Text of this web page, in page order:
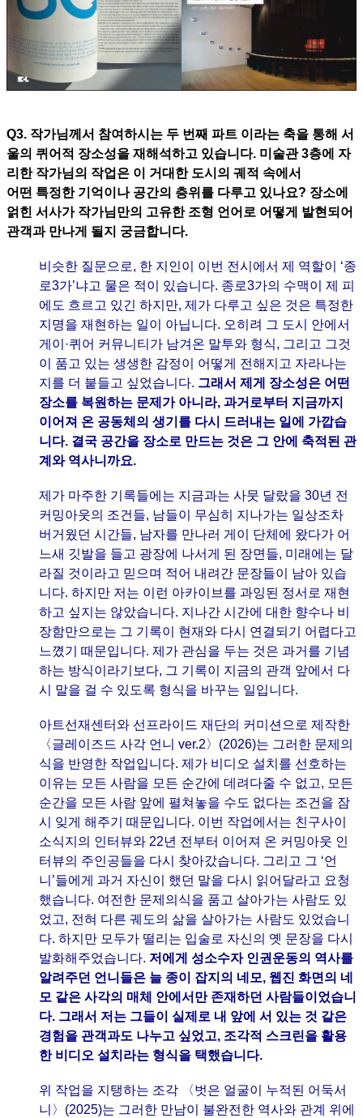
Q3. 작가님께서 참여하시는 두 번째 파트 이라는 축을 통해 서
울의 퀴어적 장소성을 재해석하고 있습니다. 미술관 3층에 자
리한 작가님의 작업은 이 거대한 도시의 궤적 속에서
어떤 특정한 기억이나 공간의 층위를 다루고 있나요? 장소에
얽힌 서사가 작가님만의 고유한 조형 언어로 어떻게 발현되어
관객과 만나게 될지 궁금합니다.
비슷한 질문으로, 한 지인이 이번 전시에서 제 역할이 ‘종
로3가’냐고 물은 적이 있습니다. 종로3가의 수맥이 제 피
에도 흐르고 있긴 하지만, 제가 다루고 싶은 것은 특정한
지명을 재현하는 일이 아닙니다. 오히려 그 도시 안에서
게이·퀴어 커뮤니티가 남겨온 말투와 형식, 그리고 그것
이 품고 있는 생생한 감정이 어떻게 전해지고 자라나는
지를 더 붙들고 싶었습니다. 그래서 제게 장소성은 어떤
장소를 복원하는 문제가 아니라, 과거로부터 지금까지
이어져 온 공동체의 생기를 다시 드러내는 일에 가깝습
니다. 결국 공간을 장소로 만드는 것은 그 안에 축적된 관
계와 역사니까요.
제가 마주한 기록들에는 지금과는 사뭇 달랐을 30년 전
커밍아웃의 조건들, 남들이 무심히 지나가는 일상조차
버거웠던 시간들, 남자를 만나러 게이 단체에 왔다가 어
느새 깃발을 들고 광장에 나서게 된 장면들, 미래에는 달
라질 것이라고 믿으며 적어 내려간 문장들이 남아 있습
니다. 하지만 저는 이런 아카이브를 과잉된 정서로 재현
하고 싶지는 않았습니다. 지나간 시간에 대한 향수나 비
장함만으로는 그 기록이 현재와 다시 연결되기 어렵다고
느꼈기 때문입니다. 제가 관심을 두는 것은 과거를 기념
하는 방식이라기보다, 그 기록이 지금의 관객 앞에서 다
시 말을 걸 수 있도록 형식을 바꾸는 일입니다.
아트선재센터와 선프라이드 재단의 커미션으로 제작한
〈글레이즈드 사각 언니 ver.2〉(2026)는 그러한 문제의
식을 반영한 작업입니다. 제가 비디오 설치를 선호하는
이유는 모든 사람을 모든 순간에 데려다줄 수 없고, 모든
순간을 모든 사람 앞에 펼쳐놓을 수도 없다는 조건을 잠
시 잊게 해주기 때문입니다. 이번 작업에서는 친구사이
소식지의 인터뷰와 22년 전부터 이어져 온 커밍아웃 인
터뷰의 주인공들을 다시 찾아갔습니다. 그리고 그 ‘언
니’들에게 과거 자신이 했던 말을 다시 읽어달라고 요청
했습니다. 여전한 문제의식을 품고 살아가는 사람도 있
었고, 전혀 다른 궤도의 삶을 살아가는 사람도 있었습니
다. 하지만 모두가 떨리는 입술로 자신의 옛 문장을 다시
발화해주었습니다. 저에게 성소수자 인권운동의 역사를
알려주던 언니들은 늘 종이 잡지의 네모, 웹진 화면의 네
모 같은 사각의 매체 안에서만 존재하던 사람들이었습니
다. 그래서 저는 그들이 실제로 내 앞에 서 있는 것 같은
경험을 관객과도 나누고 싶었고, 조각적 스크린을 활용
한 비디오 설치라는 형식을 택했습니다.
위 작업을 지탱하는 조각 〈벗은 얼굴이 누적된 어둑서
니〉(2025)는 그러한 만남이 불완전한 역사와 관계 위에